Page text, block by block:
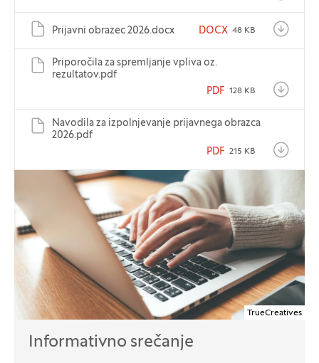
Prijavni obrazec 2026.docx DOCX 48 KB
Priporočila za spremljanje vpliva oz.
rezultatov.pdf
PDF 128 KB
Navodila za izpolnjevanje prijavnega obrazca
2026.pdf
PDF 215 KB
TrueCreatives
Informativno srečanje